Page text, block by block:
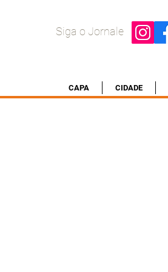
Siga o Jornale
CAPA CIDADE